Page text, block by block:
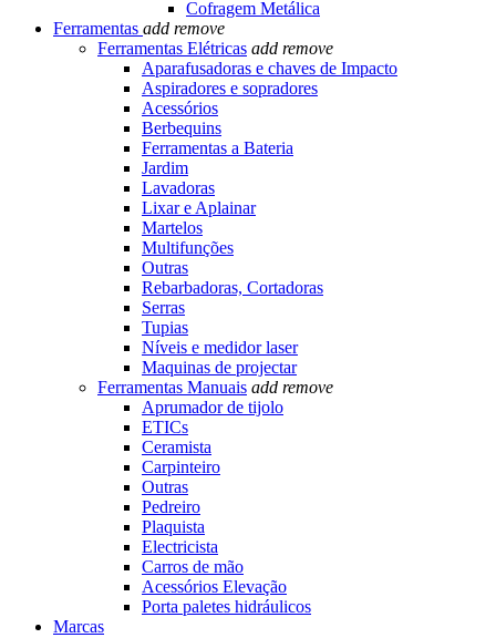
Cofragem Metálica
Ferramentas add remove
Ferramentas Elétricas add remove
Aparafusadoras e chaves de Impacto
Aspiradores e sopradores
Acessórios
Berbequins
Ferramentas a Bateria
Jardim
Lavadoras
Lixar e Aplainar
Martelos
Multifunções
Outras
Rebarbadoras, Cortadoras
Serras
Tupias
Níveis e medidor laser
Maquinas de projectar
Ferramentas Manuais add remove
Aprumador de tijolo
ETICs
Ceramista
Carpinteiro
Outras
Pedreiro
Plaquista
Electricista
Carros de mão
Acessórios Elevação
Porta paletes hidráulicos
Marcas